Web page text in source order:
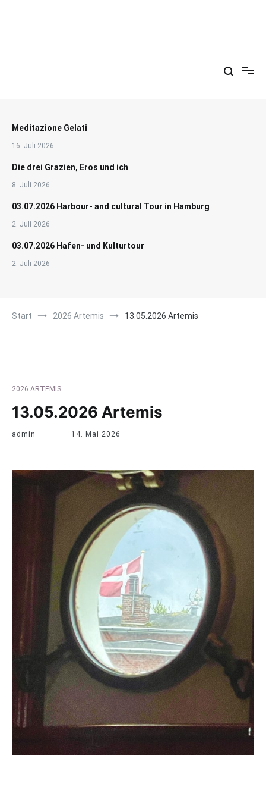
Meditazione Gelati
16. Juli 2026
Die drei Grazien, Eros und ich
8. Juli 2026
03.07.2026 Harbour- and cultural Tour in Hamburg
2. Juli 2026
03.07.2026 Hafen- und Kulturtour
2. Juli 2026
Start 2026 Artemis 13.05.2026 Artemis
2026 ARTEMIS
13.05.2026 Artemis
admin 14. Mai 2026